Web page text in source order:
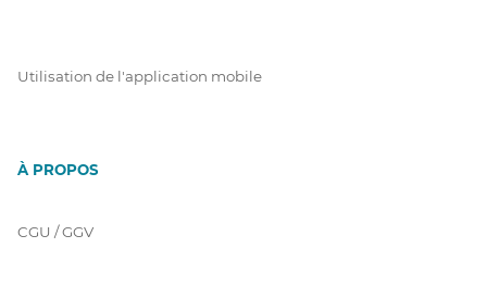
Utilisation de l'application mobile
À PROPOS
CGU / GGV